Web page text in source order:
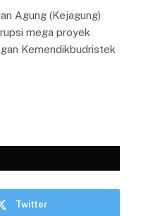
Agung (Kejagung)
mega proyek
Kemendikbudristek
Twitter